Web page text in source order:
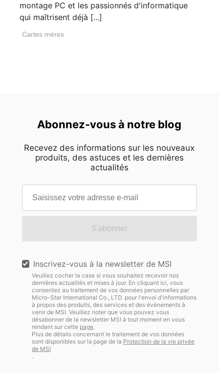
montage PC et les passionnés d'informatique
qui maîtrisent déjà [...]
Cartes mères
Abonnez-vous à notre blog
Recevez des informations sur les nouveaux
produits, des astuces et les dernières
actualités
S'abonner
Inscrivez-vous à la newsletter de MSI
Veuillez cocher la case si vous souhaitez recevoir nos
dernières actualités et mises à jour. En cliquant ici, vous
consentez au traitement de vos données personnelles par
Micro-Star International Co., LTD. pour l'envoi d'informations
à propos des produits, des services et des évènements à
venir de MSI. Veuillez noter que vous pouvez vous
désabonner de la newsletter MSI à tout moment en vous
rendant sur cette page.
Plus de détails concernant le traitement de vos données
sont disponibles sur la page de la Protection de la vie privée
de MSI
.